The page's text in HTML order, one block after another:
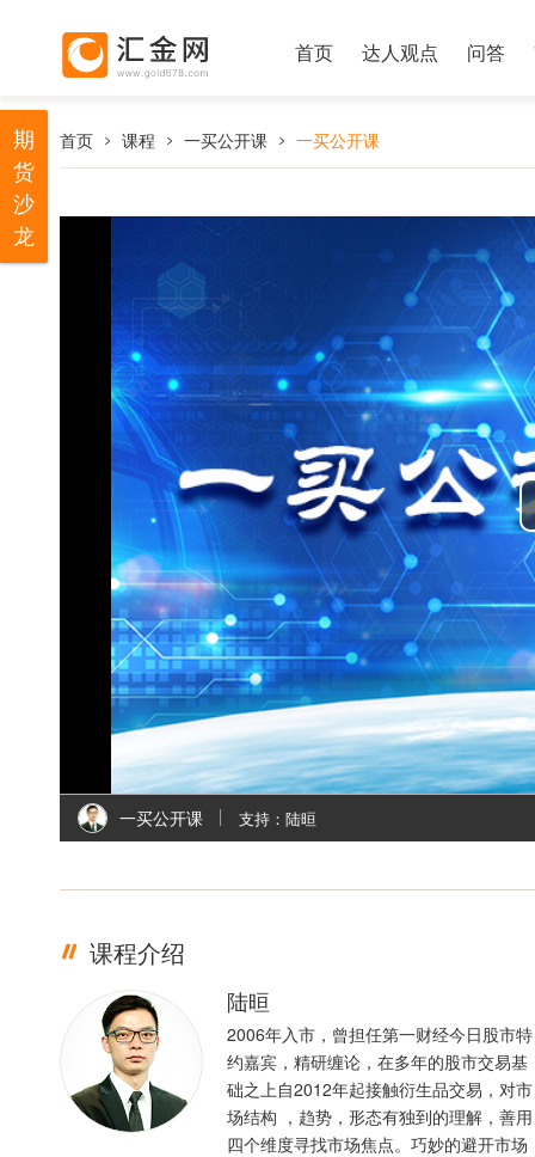
首页 达人观点 问答
首页 课程 一买公开课 一买公开课
l
i
一买公开课 支持：陆晅
课程介绍
陆晅
2006年入市，曾担任第一财经今日股市特
约嘉宾，精研缠论，在多年的股市交易基
础之上自2012年起接触衍生品交易，对市
场结构 ，趋势，形态有独到的理解，善用
四个维度寻找市场焦点。巧妙的避开市场
期
货
沙
龙